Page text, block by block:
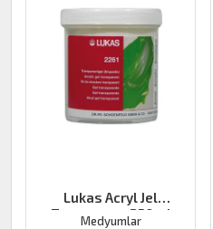
Lukas Acryl Jel
Transparan 250ml
Medyumlar